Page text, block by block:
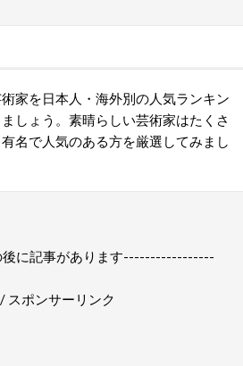
家を日本人・海外別の人気ランキン
しょう。素晴らしい芸術家はたくさ
名で人気のある方を厳選してみまし
に記事があります-----------------
スポンサーリンク